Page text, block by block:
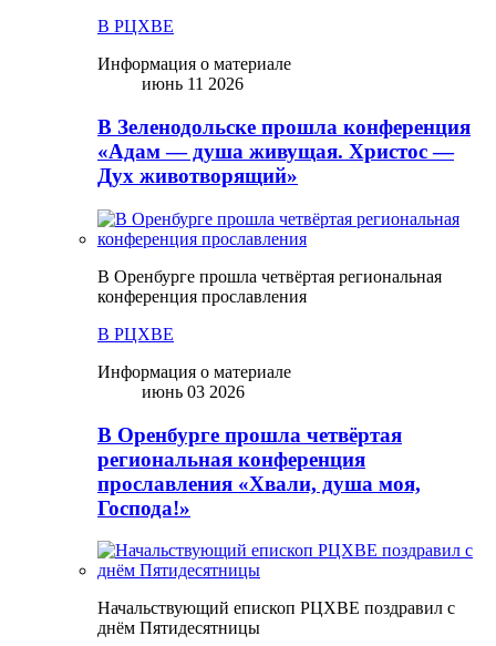
В РЦХВЕ
Информация о материале
июнь 11 2026
В Зеленодольске прошла конференция
«Адам — душа живущая. Христос —
Дух животворящий»
В Оренбурге прошла четвёртая региональная
конференция прославления
В РЦХВЕ
Информация о материале
июнь 03 2026
В Оренбурге прошла четвёртая
региональная конференция
прославления «Хвали, душа моя,
Господа!»
Начальствующий епископ РЦХВЕ поздравил с
днём Пятидесятницы